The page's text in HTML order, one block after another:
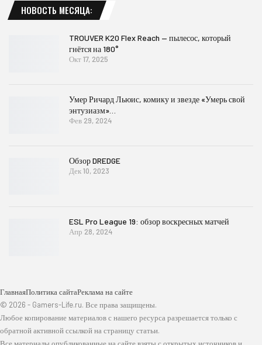
НОВОСТЬ МЕСЯЦА:
TROUVER K20 Flex Reach — пылесос, который
гнётся на 180°
Окт 17, 2025
Умер Ричард Льюис, комику и звезде «Умерь свой
энтузиазм»…
Фев 29, 2024
Обзор DREDGE
Дек 10, 2023
ESL Pro League 19: обзор воскресных матчей
Апр 28, 2024
ГлавнаяПолитика сайтаРеклама на сайте
© 2026 - Gamers-Life.ru. Все права защищены.
Любое копирование материалов с нашего ресурса разрешается только с
обратной активной ссылкой на страницу статьи.